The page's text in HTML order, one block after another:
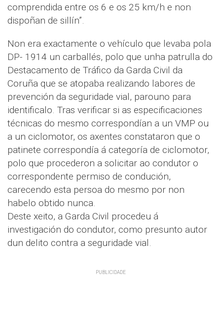
comprendida entre os 6 e os 25 km/h e non
dispoñan de sillín”.
Non era exactamente o vehículo que levaba pola
DP- 1914 un carballés, polo que unha patrulla do
Destacamento de Tráfico da Garda Civil da
Coruña que se atopaba realizando labores de
prevención da seguridade vial, parouno para
identificalo. Tras verificar si as especificaciones
técnicas do mesmo correspondían a un VMP ou
a un ciclomotor, os axentes constataron que o
patinete correspondía á categoría de ciclomotor,
polo que procederon a solicitar ao condutor o
correspondente permiso de condución,
carecendo esta persoa do mesmo por non
habelo obtido nunca.
Deste xeito, a Garda Civil procedeu á
investigación do condutor, como presunto autor
dun delito contra a seguridade vial.